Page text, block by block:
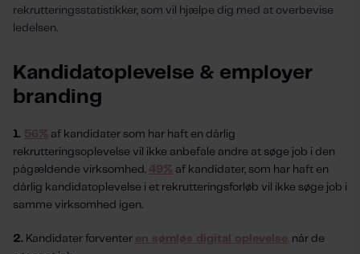
rekrutteringsstatistikker, som vil hjælpe dig med at overbevise
ledelsen.
Kandidatoplevelse & employer
branding
1. 56% af kandidater som har haft en dårlig
rekrutteringsoplevelse vil ikke anbefale andre at søge job i den
pågældende virksomhed. 49% af kandidater, som har haft en
dårlig kandidatoplevelse i et rekrutteringsforløb vil ikke søge job i
samme virksomhed igen.
2. Kandidater forventer en sømløs digital oplevelse når de